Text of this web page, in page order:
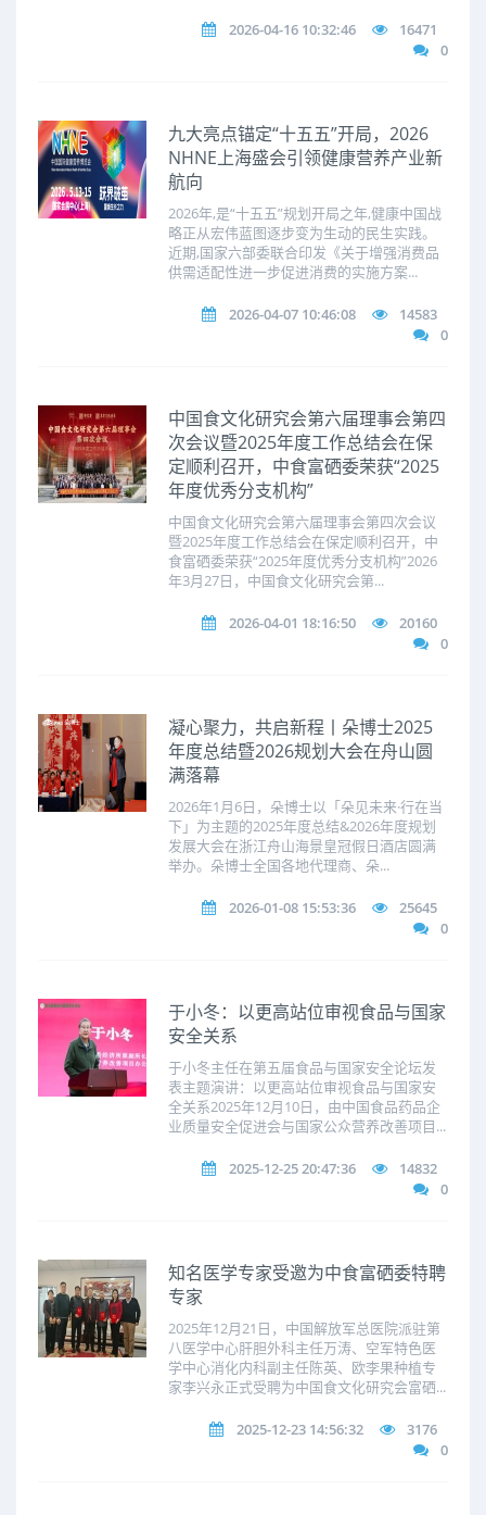
2026-04-16 10:32:46
16471
0
九大亮点锚定“十五五”开局，2026
NHNE上海盛会引领健康营养产业新
航向
2026年,是“十五五”规划开局之年,健康中国战
略正从宏伟蓝图逐步变为生动的民生实践。
近期,国家六部委联合印发《关于增强消费品
供需适配性进一步促进消费的实施方案...
2026-04-07 10:46:08
14583
0
中国食文化研究会第六届理事会第四
次会议暨2025年度工作总结会在保
定顺利召开，中食富硒委荣获“2025
年度优秀分支机构”
中国食文化研究会第六届理事会第四次会议
暨2025年度工作总结会在保定顺利召开，中
食富硒委荣获“2025年度优秀分支机构”2026
年3月27日，中国食文化研究会第...
2026-04-01 18:16:50
20160
0
凝心聚力，共启新程丨朵博士2025
年度总结暨2026规划大会在舟山圆
满落幕
2026年1月6日，朵博士以「朵见未来·行在当
下」为主题的2025年度总结&2026年度规划
发展大会在浙江舟山海景皇冠假日酒店圆满
举办。朵博士全国各地代理商、朵...
2026-01-08 15:53:36
25645
0
于小冬：以更高站位审视食品与国家
安全关系
于小冬主任在第五届食品与国家安全论坛发
表主题演讲：以更高站位审视食品与国家安
全关系2025年12月10日，由中国食品药品企
业质量安全促进会与国家公众营养改善项目...
2025-12-25 20:47:36
14832
0
知名医学专家受邀为中食富硒委特聘
专家
2025年12月21日，中国解放军总医院派驻第
八医学中心肝胆外科主任万涛、空军特色医
学中心消化内科副主任陈英、欧李果种植专
家李兴永正式受聘为中国食文化研究会富硒...
2025-12-23 14:56:32
3176
0